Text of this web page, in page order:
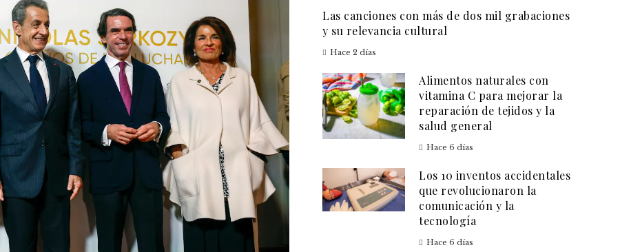
Las canciones con más de dos mil grabaciones
y su relevancia cultural
Hace 2 días
Alimentos naturales con
vitamina C para mejorar la
reparación de tejidos y la
salud general
Hace 6 días
Los 10 inventos accidentales
que revolucionaron la
comunicación y la
tecnología
Hace 6 días